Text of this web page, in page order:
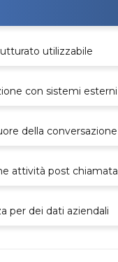
utilizzabile
con sistemi esterni
della conversazione
attività post chiamata
per dei dati aziendali